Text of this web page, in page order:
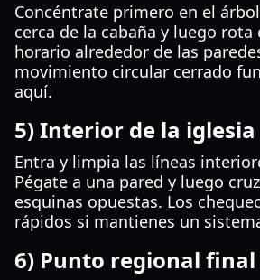
Concéntrate primero en el
cerca de la cabaña y luego rota
horario alrededor de las
movimiento circular cerrado
aquí.
5) Interior de la iglesia
Entra y limpia las líneas
Pégate a una pared y luego
esquinas opuestas. Los
rápidos si mantienes un
6) Punto regional final